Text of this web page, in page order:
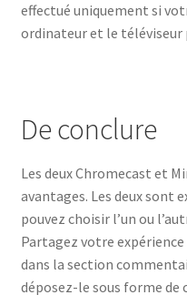
effectué uniquement si
ordinateur et le téléviseur
De conclure
Les deux Chromecast et
avantages. Les deux sont
pouvez choisir l’un ou
Partagez votre
dans la section
déposez-le sous forme de